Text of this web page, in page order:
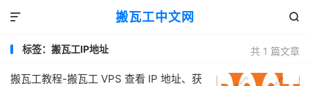
搬瓦工中文网 

共 1 篇文章
标签：搬瓦工IP地址
搬瓦工教程-搬瓦工 VPS 查看 IP 地址、获